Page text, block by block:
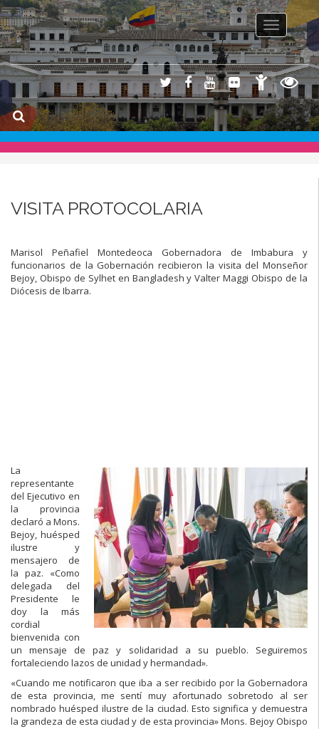
Toggle
VISITA PROTOCOLARIA
Marisol Peñafiel Montedeoca Gobernadora de Imbabura y
funcionarios de la Gobernación recibieron la visita del Monseñor
Bejoy, Obispo de Sylhet en Bangladesh y Valter Maggi Obispo de la
Diócesis de Ibarra.
La
representante
del Ejecutivo en
la provincia
declaró a Mons.
Bejoy, huésped
ilustre y
mensajero de
la paz. «Como
delegada del
Presidente le
doy la más
cordial
bienvenida con
un mensaje de paz y solidaridad a su pueblo. Seguiremos
fortaleciendo lazos de unidad y hermandad».
«Cuando me notificaron que iba a ser recibido por la Gobernadora
de esta provincia, me sentí muy afortunado sobretodo al ser
nombrado huésped ilustre de la ciudad. Esto significa y demuestra
la grandeza de esta ciudad y de esta provincia» Mons. Bejoy Obispo